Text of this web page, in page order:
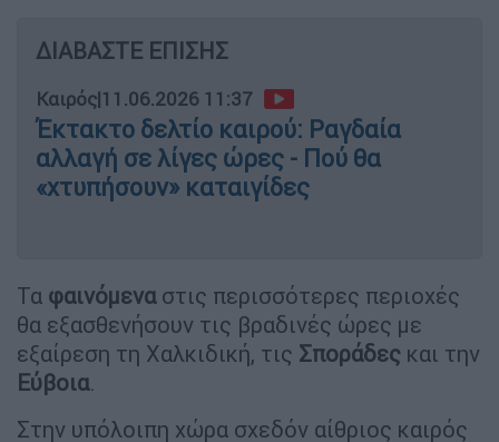
ΔΙΑΒΑΣΤΕ ΕΠΙΣΗΣ
Καιρός|11.06.2026 11:37
Έκτακτο δελτίο καιρού: Ραγδαία
αλλαγή σε λίγες ώρες - Πού θα
«χτυπήσουν» καταιγίδες
Τα φαινόμεναστις περισσότερες περιοχές
θα εξασθενήσουν τις βραδινές ώρες με
εξαίρεση τη Χαλκιδική, τις Σποράδες και την
Εύβοια.
Στην υπόλοιπη χώρα σχεδόν αίθριος καιρός